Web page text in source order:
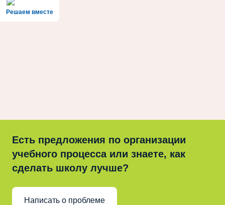
Решаем вместе
Есть предложения по организации
учебного процесса или знаете, как
сделать школу лучше?
Написать о проблеме